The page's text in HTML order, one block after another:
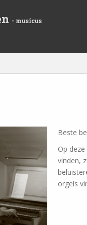
- musicus
Beste
Op
vinden,
orgels